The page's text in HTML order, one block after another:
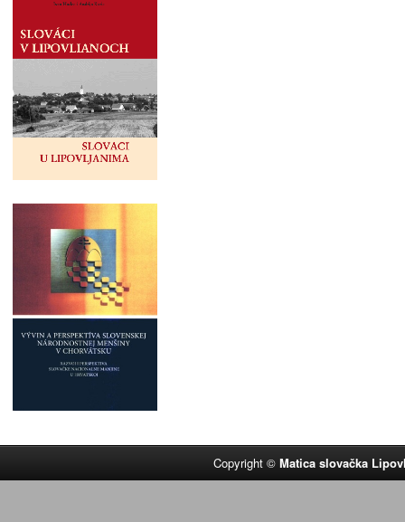
Copyright ©Matica slovačka